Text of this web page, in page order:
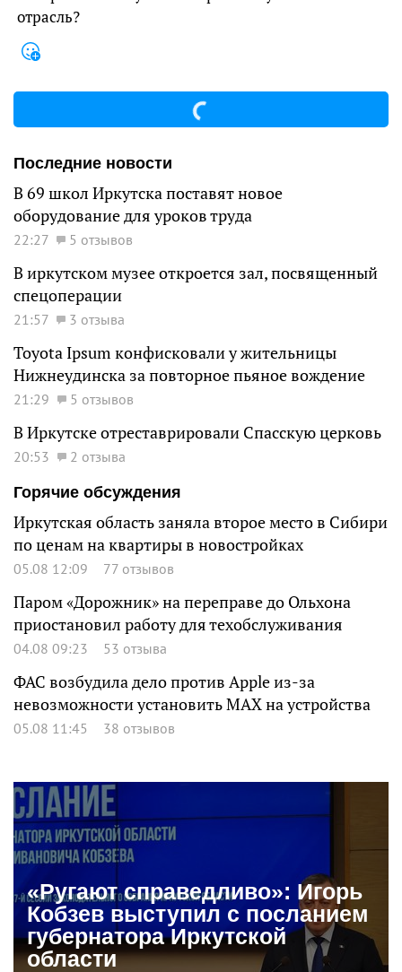
отрасль?
Последние новости
В 69 школ Иркутска поставят новое
оборудование для уроков труда
22:27 5 отзывов
В иркутском музее откроется зал, посвященный
спецоперации
21:57 3 отзыва
Toyota Ipsum конфисковали у жительницы
Нижнеудинска за повторное пьяное вождение
21:29 5 отзывов
В Иркутске отреставрировали Спасскую церковь
20:53
2 отзыва
Горячие обсуждения
Иркутская область заняла второе место в Сибири
по ценам на квартиры в новостройках
05.08 12:09 77 отзывов
Паром «Дорожник» на переправе до Ольхона
приостановил работу для техобслуживания
04.08 09:23 53 отзыва
ФАС возбудила дело против Apple из-за
невозможности установить MAX на устройства
05.08 11:45 38 отзывов
«Ругают справедливо»: Игорь
Кобзев выступил с посланием
губернатора Иркутской
области